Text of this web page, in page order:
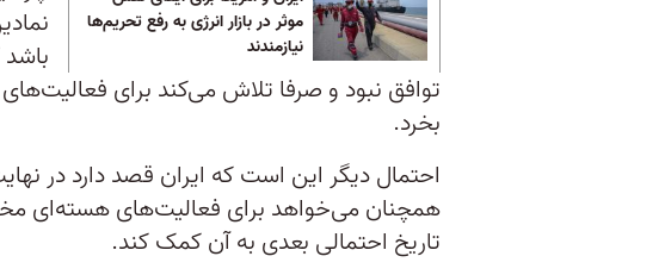
موثر در بازار انرژی به رفع تحریم‌ها
نیازمندند
توافق نبود و صرفا تلاش می‌کند برای
بخرد.
احتمال دیگر این است که ایران قصد دارد در
همچنان می‌خواهد برای فعالیت‌های هسته‌ای
تاریخ احتمالی بعدی به آن کمک کند.